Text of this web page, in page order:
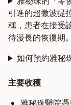
引進的超微波提
稱，患者在接受
待漫長的恢復期。
如何預約雅秘
主要收穫